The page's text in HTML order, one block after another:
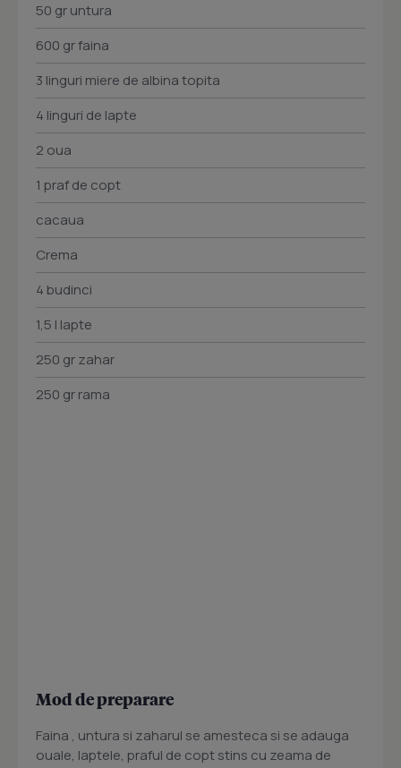
50 gr untura
600 gr faina
3 linguri miere de albina topita
4 linguri de lapte
2 oua
1 praf de copt
cacaua
Crema
4 budinci
1,5 l lapte
250 gr zahar
250 gr rama
Mod de preparare
Faina , untura si zaharul se amesteca si se adauga
ouale, laptele, praful de copt stins cu zeama de